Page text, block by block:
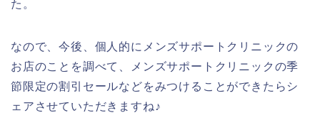
た。
なので、今後、個人的にメンズサポートクリニックの
お店のことを調べて、メンズサポートクリニックの季
節限定の割引セールなどをみつけることができたらシ
ェアさせていただきますね♪